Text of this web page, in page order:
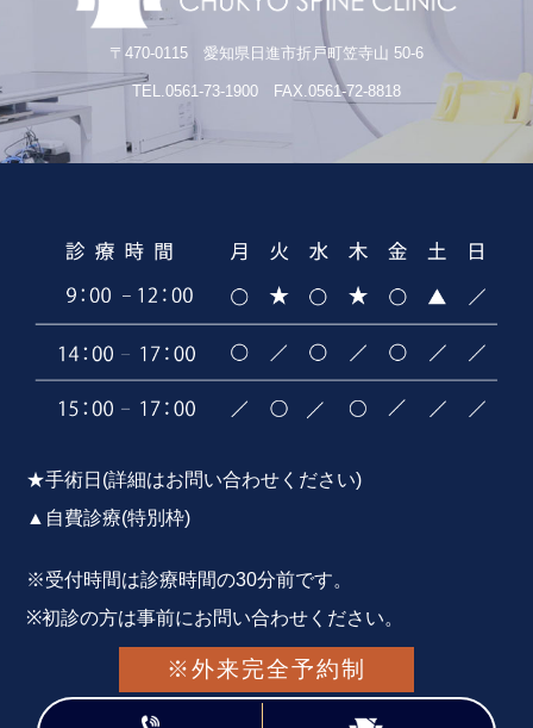
〒470-0115 愛知県日進市折戸町笠寺山 50-6
TEL.0561-73-1900 FAX.0561-72-8818
★手術日(詳細はお問い合わせください)
▲自費診療(特別枠)
※受付時間は診療時間の30分前です。
※初診の方は事前にお問い合わせください。
※外来完全予約制